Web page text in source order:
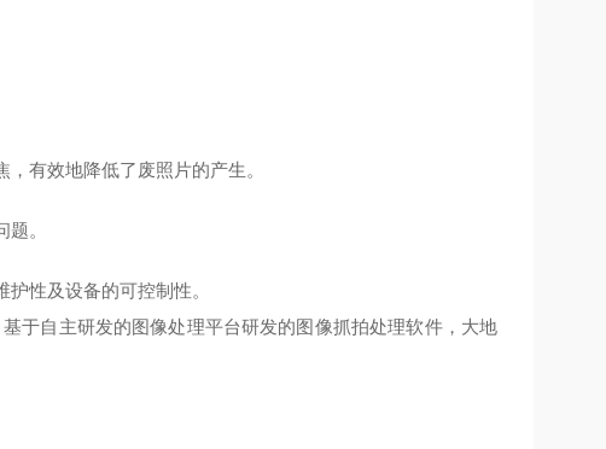
，有效地降低了废照片的产生。
题。
性及设备的可控制性。
于自主研发的图像处理平台研发的图像抓拍处理软件，大地